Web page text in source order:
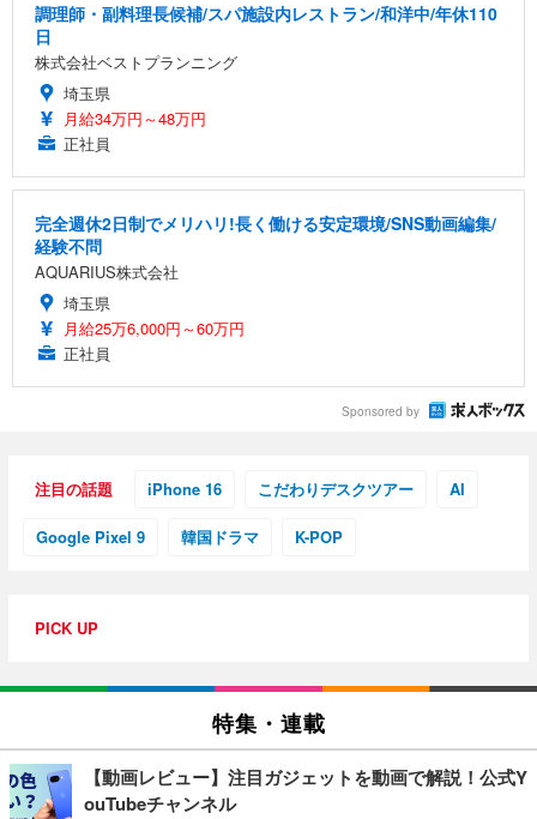
調理師・副料理長候補/スパ施設内レストラン/和洋中/年休110
日
株式会社ベストプランニング
埼玉県
月給34万円～48万円
正社員
完全週休2日制でメリハリ!長く働ける安定環境/SNS動画編集/
経験不問
AQUARIUS株式会社
埼玉県
月給25万6,000円～60万円
正社員
Sponsored by
注目の話題 iPhone 16 こだわりデスクツアー AI
Google Pixel 9 韓国ドラマ K-POP
PICK UP
特集・連載
【動画レビュー】注目ガジェットを動画で解説！公式Y
ouTubeチャンネル